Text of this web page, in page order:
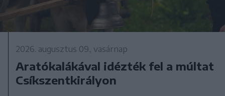
2026. augusztus 09., vasárnap
Aratókalákával idézték fel a múltat
Csíkszentkirályon